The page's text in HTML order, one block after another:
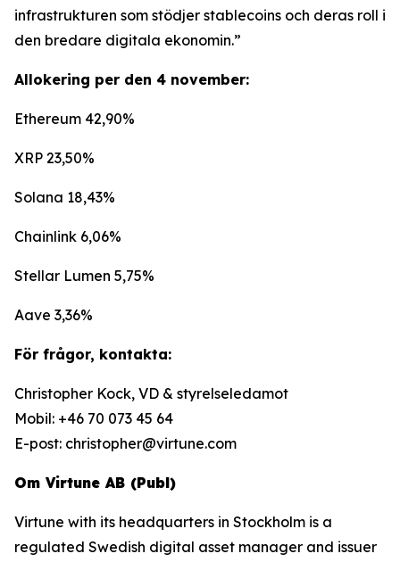
infrastrukturen som stödjer stablecoins och deras roll i
den bredare digitala ekonomin.”
Allokering per den 4 november:
Ethereum 42,90%
XRP 23,50%
Solana 18,43%
Chainlink 6,06%
Stellar Lumen 5,75%
Aave 3,36%
För frågor, kontakta:
Christopher Kock, VD & styrelseledamot
Mobil: +46 70 073 45 64
E-post: christopher@virtune.com
Om Virtune AB (Publ)
Virtune with its headquarters in Stockholm is a
regulated Swedish digital asset manager and issuer